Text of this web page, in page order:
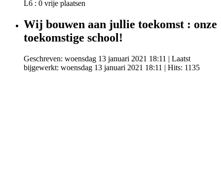
L6 : 0 vrije plaatsen
Wij bouwen aan jullie toekomst : onze
toekomstige school!
Geschreven: woensdag 13 januari 2021 18:11 | Laatst
bijgewerkt: woensdag 13 januari 2021 18:11 | Hits: 1135